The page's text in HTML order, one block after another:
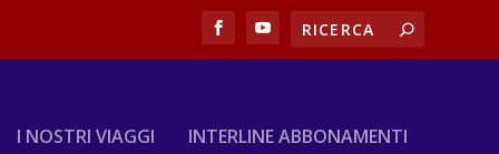
I NOSTRI VIAGGI INTERLINE ABBONAMENTI